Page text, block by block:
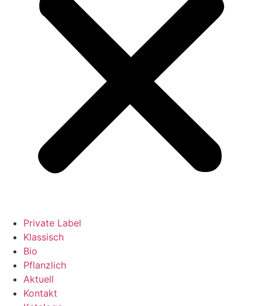
Private Label
Klassisch
Bio
Pflanzlich
Aktuell
Kontakt